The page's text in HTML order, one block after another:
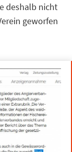
deshalb nicht
geworfen